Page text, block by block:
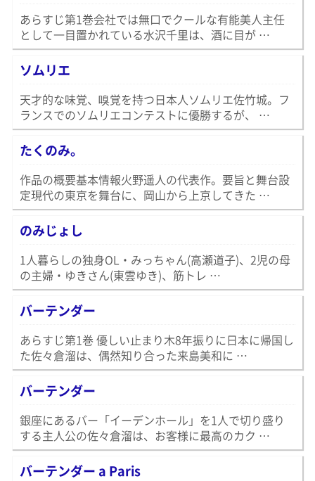
あらすじ第1巻会社では無口でクールな有能美人主任
として一目置かれている水沢千里は、酒に目が …
ソムリエ
天才的な味覚、嗅覚を持つ日本人ソムリエ佐竹城。フ
ランスでのソムリエコンテストに優勝するが、 …
たくのみ。
作品の概要基本情報火野遥人の代表作。要旨と舞台設
定現代の東京を舞台に、岡山から上京してきた …
のみじょし
1人暮らしの独身OL・みっちゃん(高瀬道子)、2児の母
の主婦・ゆきさん(東雲ゆき)、筋トレ …
バーテンダー
あらすじ第1巻 優しい止まり木8年振りに日本に帰国し
た佐々倉溜は、偶然知り合った来島美和に …
バーテンダー
銀座にあるバー「イーデンホール」を1人で切り盛り
する主人公の佐々倉溜は、お客様に最高のカク …
バーテンダー a Paris